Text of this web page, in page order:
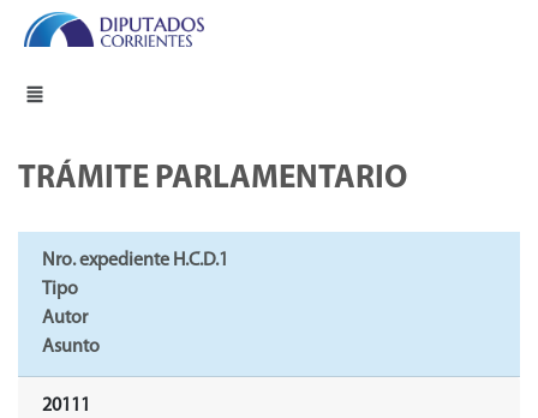
TRÁMITE PARLAMENTARIO
Nro. expediente H.C.D.1
Tipo
Autor
Asunto
20111